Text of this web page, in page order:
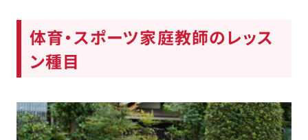
体育・スポーツ家庭教師のレッス
ン種目